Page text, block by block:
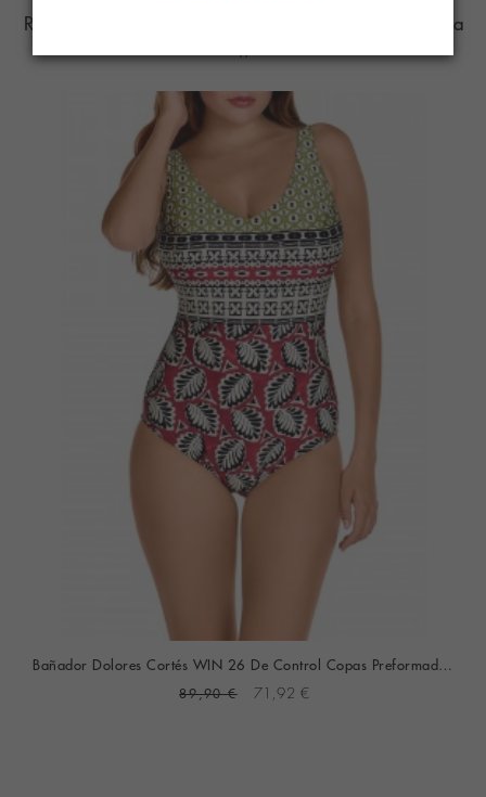
Ropa Interior con el mejor diseño y estilo para
ti
Bañador Dolores Cortés WIN 26 De Control Copas Preformadas (Estampado)
89,90 € 71,92 €